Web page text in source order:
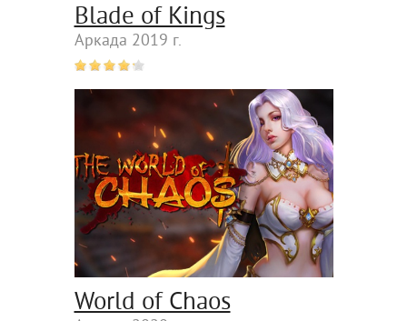
Blade of Kings
Аркада 2019 г.
World of Chaos